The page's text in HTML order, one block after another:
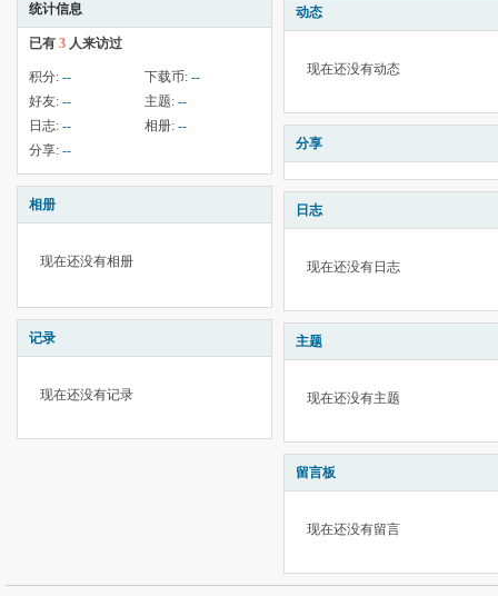
统计信息
已有 3 人来访过
积分: -- 下载币: --
好友: -- 主题: --
日志: -- 相册: --
分享: --
相册
现在还没有相册
记录
现在还没有记录
动态
现在还没有动态
分享
日志
现在还没有日志
主题
现在还没有主题
留言板
现在还没有留言